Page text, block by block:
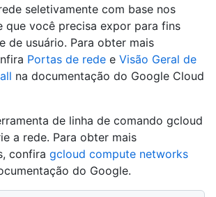
seletivamente com base nos
que você precisa expor para fins
de usuário. Para obter mais
Portas de rede e Visão Geral de
na documentação do Google Cloud
de linha de comando gcloud
a rede. Para obter mais
confira gcloud compute networks
do Google.